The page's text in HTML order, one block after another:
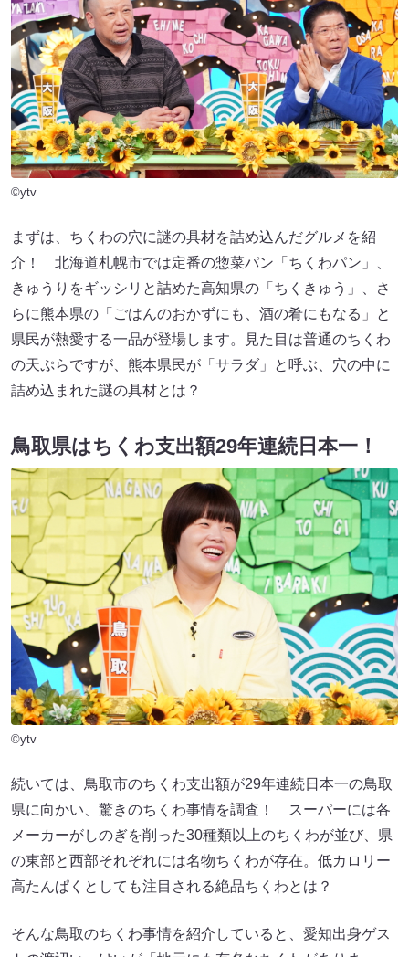
©ytv
まずは、ちくわの穴に謎の具材を詰め込んだグルメを紹
介！ 北海道札幌市では定番の惣菜パン「ちくわパン」、
きゅうりをギッシリと詰めた高知県の「ちくきゅう」、さ
らに熊本県の「ごはんのおかずにも、酒の肴にもなる」と
県民が熱愛する一品が登場します。見た目は普通のちくわ
の天ぷらですが、熊本県民が「サラダ」と呼ぶ、穴の中に
詰め込まれた謎の具材とは？
鳥取県はちくわ支出額29年連続日本一！
©ytv
続いては、鳥取市のちくわ支出額が29年連続日本一の鳥取
県に向かい、驚きのちくわ事情を調査！ スーパーには各
メーカーがしのぎを削った30種類以上のちくわが並び、県
の東部と西部それぞれには名物ちくわが存在。低カロリー
高たんぱくとしても注目される絶品ちくわとは？
そんな鳥取のちくわ事情を紹介していると、愛知出身ゲス